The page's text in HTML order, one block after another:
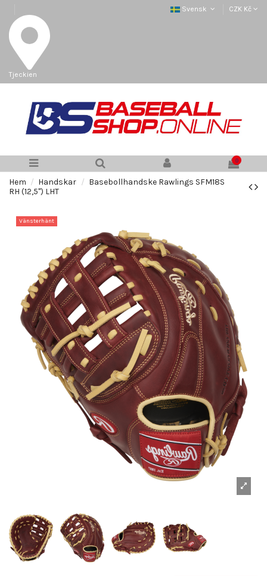
Tjeckien
Svensk CZK Kč
0
Hem Handskar
Basebollhandske Rawlings SFM18S
RH (12,5") LHT
Vänsterhänt